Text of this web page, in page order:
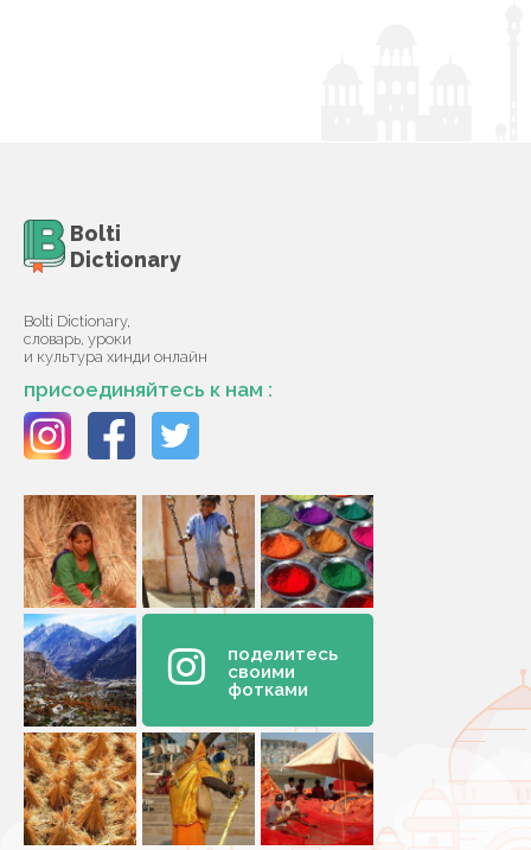
Bolti
Dictionary
Bolti Dictionary,
словарь, уроки
и культура хинди онлайн
присоединяйтесь к нам :
поделитесь
своими
фотками